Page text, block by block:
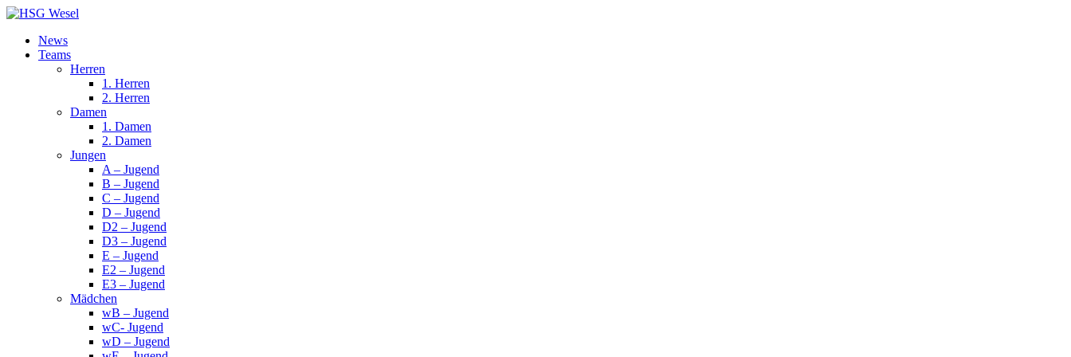
News
Teams
Herren
1. Herren
2. Herren
Damen
1. Damen
2. Damen
Jungen
A – Jugend
B – Jugend
C – Jugend
D – Jugend
D2 – Jugend
D3 – Jugend
E – Jugend
E2 – Jugend
E3 – Jugend
Mädchen
wB – Jugend
wC- Jugend
wD – Jugend